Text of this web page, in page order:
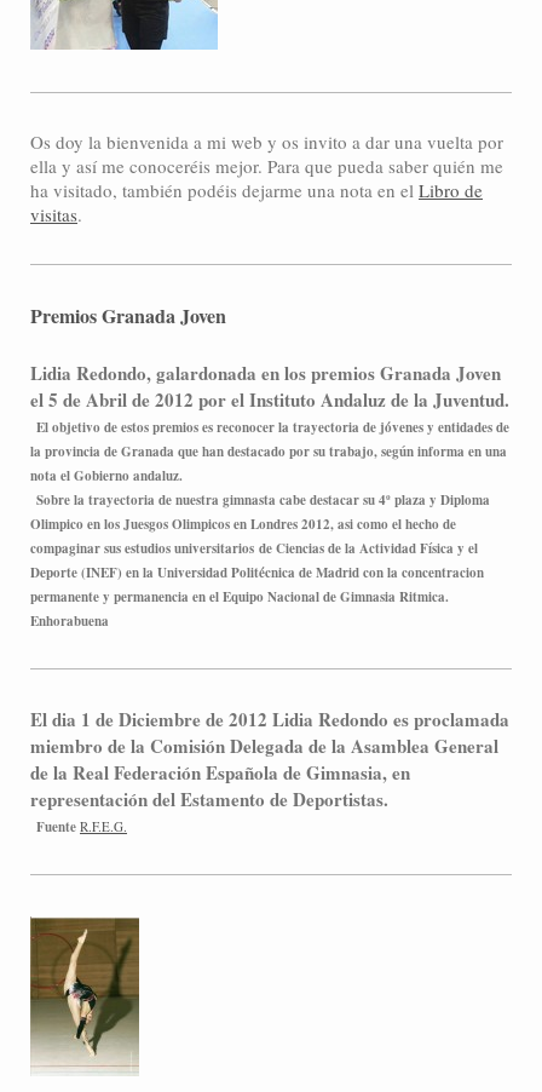
Os doy la bienvenida a mi web y os invito a dar una vuelta por
ella y así me conoceréis mejor. Para que pueda saber quién me
ha visitado, también podéis dejarme una nota en el Libro de
visitas.
Premios Granada Joven
Lidia Redondo, galardonada en los premios Granada Joven
el 5 de Abril de 2012 por el Instituto Andaluz de la Juventud.
El objetivo de estos premios es reconocer la trayectoria de jóvenes y entidades de
la provincia de Granada que han destacado por su trabajo, según informa en una
nota el Gobierno andaluz.
Sobre la trayectoria de nuestra gimnasta cabe destacar su 4º plaza y Diploma
Olimpico en los Juesgos Olimpicos en Londres 2012, asi como el hecho de
compaginar sus estudios universitarios de Ciencias de la Actividad Física y el
Deporte (INEF) en la Universidad Politécnica de Madrid con la concentracion
permanente y permanencia en el Equipo Nacional de Gimnasia Ritmica.
Enhorabuena
El dia 1 de Diciembre de 2012 Lidia Redondo es proclamada
miembro de la Comisión Delegada de la Asamblea General
de la Real Federación Española de Gimnasia , en
representación del Estamento de Deportistas.
Fuente R.F.E.G.